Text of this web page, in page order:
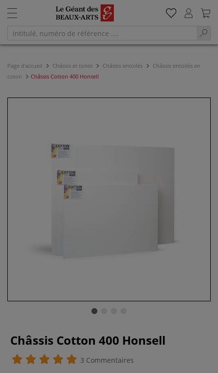
Page d'accueil Châssis et toiles Châssis entoilés
Châssis entoilés en
coton
Châssis Cotton 400 Honsell
Châssis Cotton 400 Honsell
3 Commentaires